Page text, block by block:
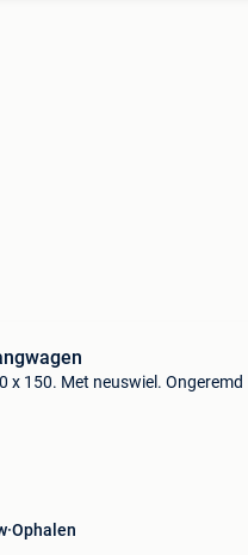
x 150. Met neuswiel. Ongeremd
Ophalen